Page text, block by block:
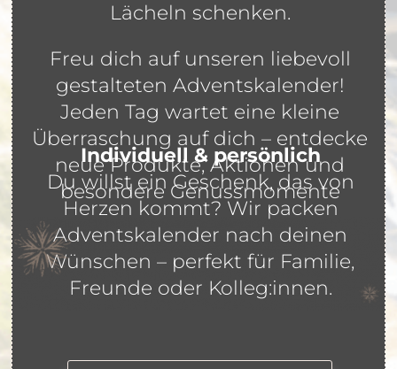
Lächeln schenken.
Freu dich auf unseren liebevoll
gestalteten Adventskalender!
Jeden Tag wartet eine kleine
Überraschung auf dich – entdecke
neue Produkte, Aktionen und
besondere Genussmomente
Individuell & persönlich
Du willst ein Geschenk, das von
Herzen kommt? Wir packen
Adventskalender nach deinen
Wünschen – perfekt für Familie,
Freunde oder Kolleg:innen.